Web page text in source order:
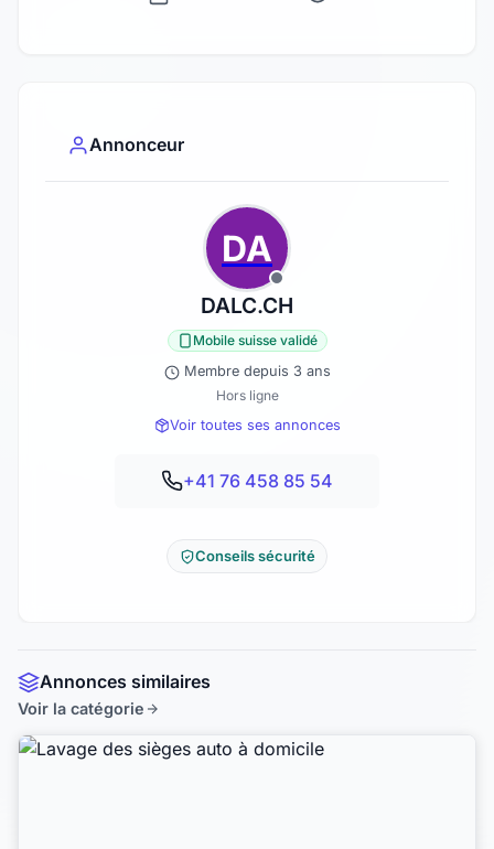
Annonceur
DA
DALC.CH
Mobile suisse validé
Membre depuis 3 ans
Hors ligne
Voir toutes ses annonces
+41 76 458 85 54
Conseils sécurité
Annonces similaires
Voir la catégorie